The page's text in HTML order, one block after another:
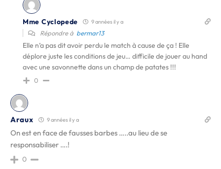
Mme Cyclopede 9 années il y a
Répondre à bermar13
Elle n’a pas dit avoir perdu le match à cause de ça ! Elle
déplore juste les conditions de jeu… difficile de jouer au hand
avec une savonnette dans un champ de patates !!!
0
Araux 9 années il y a
On est en face de fausses barbes …..au lieu de se
responsabiliser ….!
0